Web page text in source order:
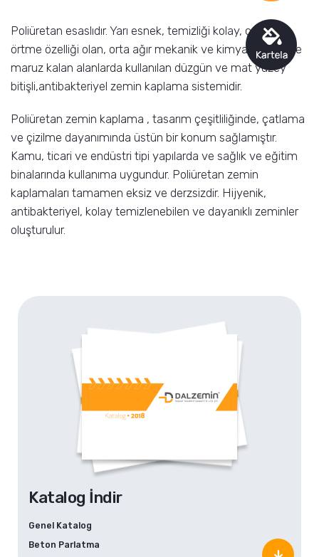
Poliüretan esaslıdır. Yarı esnek, temizliği kolay, çatlak
örtme özelliği olan, orta ağır mekanik ve kimyasal etkilere
maruz kalan alanlarda kullanılan düzgün ve mat yüzey
bitişli,antibakteriyel zemin kaplama sistemidir.
Poliüretan zemin kaplama , tasarım çeşitliliğinde, çatlama
ve çizilme dayanımında üstün bir konum sağlamıştır.
Kamu, ticari ve endüstri tipi yapılarda ve sağlık ve eğitim
binalarında kullanıma uygundur. Poliüretan zemin
kaplamaları tamamen eksiz ve derzsizdir. Hijyenik,
antibakteriyel, kolay temizlenebilen ve dayanıklı zeminler
oluşturulur.
Katalog İndir
Genel Katalog
Beton Parlatma